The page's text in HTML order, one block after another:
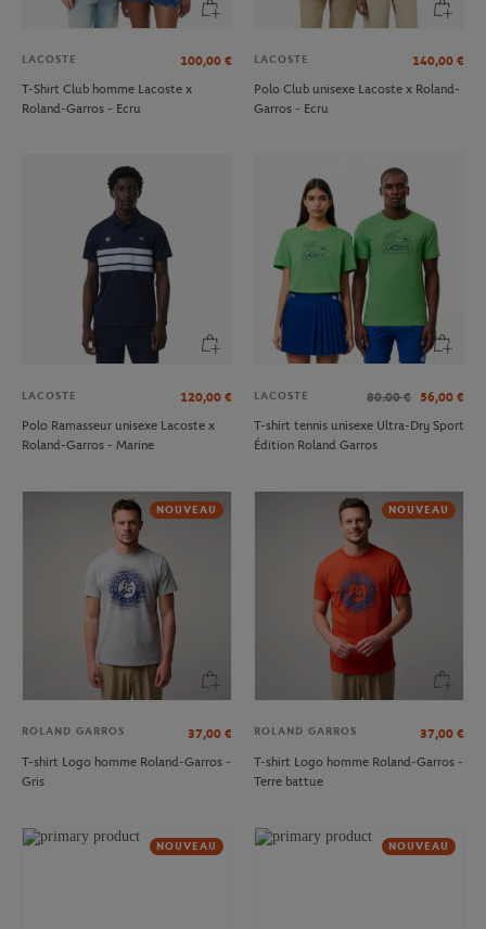
LACOSTE 100,00 €
T-Shirt Club homme Lacoste x
Roland-Garros - Ecru
LACOSTE 140,00 €
Polo Club unisexe Lacoste x Roland-
Garros - Ecru
LACOSTE 120,00 €
Polo Ramasseur unisexe Lacoste x
Roland-Garros - Marine
LACOSTE 80.00 € 56,00 €
T-shirt tennis unisexe Ultra-Dry Sport
Édition Roland Garros
NOUVEAU
ROLAND GARROS 37,00 €
T-shirt Logo homme Roland-Garros -
Gris
NOUVEAU
ROLAND GARROS 37,00 €
T-shirt Logo homme Roland-Garros -
Terre battue
NOUVEAU NOUVEAU